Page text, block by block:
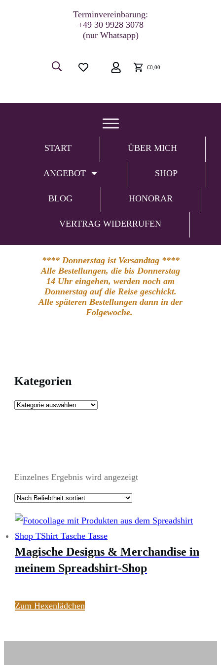
Terminvereinbarung:
+49 30 9928 3078
(nur Whatsapp)
€0,00
START ÜBER MICH
ANGEBOT SHOP
BLOG HONORAR
VERTRAG WIDERRUFEN
**** Donnerstag ist Versandtag ****
Alle Bestellungen, die bis Donnerstag
14 Uhr eingehen, werden noch am
Donnerstag auf die Reise geschickt.
Alle späteren Bestellungen dann in der
Folgewoche.
Kategorien
Einzelnes Ergebnis wird angezeigt
Magische Designs & Merchandise in
meinem Spreadshirt-Shop
Zum Hexenlädchen